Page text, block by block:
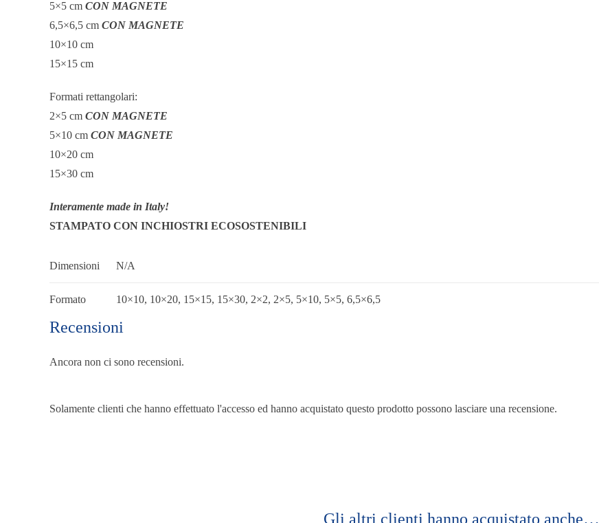
5×5 cm CON MAGNETE
6,5×6,5 cm CON MAGNETE
10×10 cm
15×15 cm
Formati rettangolari:
2×5 cm CON MAGNETE
5×10 cm CON MAGNETE
10×20 cm
15×30 cm
Interamente made in Italy!
STAMPATO CON INCHIOSTRI ECOSOSTENIBILI
Dimensioni N/A
Formato 10×10, 10×20, 15×15, 15×30, 2×2, 2×5, 5×10, 5×5, 6,5×6,5
Recensioni
Ancora non ci sono recensioni.
Solamente clienti che hanno effettuato l'accesso ed hanno acquistato questo prodotto possono lasciare una recensione.
Gli altri clienti hanno acquistato anche…